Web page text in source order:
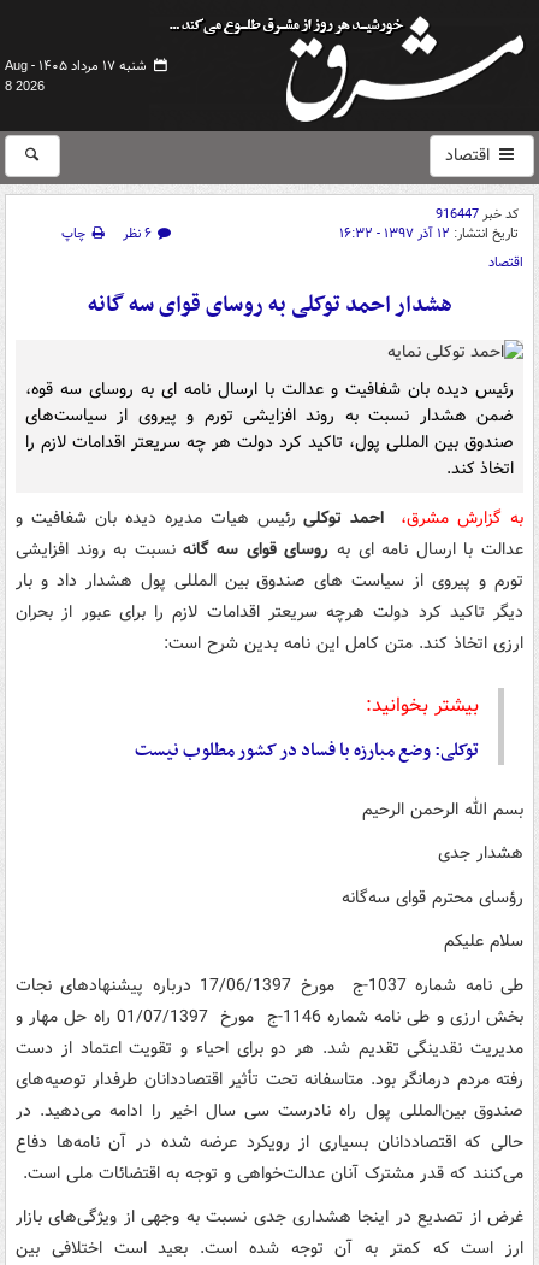
شنبه ۱۷ مرداد ۱۴۰۵ -
Aug
8 2026
اقتصاد
کد خبر916447
تاریخ انتشار: ۱۲ آذر ۱۳۹۷ - ۱۶:۳۲ ۶ نظر
چاپ
اقتصاد
هشدار احمد توکلی به روسای قوای سه گانه
رئیس دیده بان شفافیت و عدالت با ارسال نامه ای به روسای سه قوه،
ضمن هشدار نسبت به روند افزایشی تورم و پیروی از سیاست‌های
صندوق بین المللی پول، تاکید کرد دولت هر چه سریعتر اقدامات لازم را
اتخاذ کند.
به گزارش مشرق،
احمد توکلیرئیس هیات مدیره دیده بان شفافیت و
عدالت با ارسال نامه ای به روسای قوای سه گانهنسبت به روند افزایشی
تورم و پیروی از سیاست های صندوق بین المللی پول هشدار داد و بار
دیگر تاکید کرد دولت هرچه سریعتر اقدامات لازم را برای عبور از بحران
ارزی اتخاذ کند. متن کامل این نامه بدین شرح است:
بیشتر بخوانید:
توکلی: وضع مبارزه با فساد در کشور مطلوب نیست
بسم الله الرحمن الرحیم
هشدار جدی
رؤسای محترم قوای سه‌­گانه
سلام علیکم
طی نامه شماره 1037-ج مورخ 17/06/1397 درباره پیشنهادهای نجات
بخش ارزی و طی نامه شماره 1146-ج مورخ 01/07/1397 راه حل مهار و
مدیریت نقدینگی تقدیم شد. هر دو برای احیاء و تقویت اعتماد از دست
رفته مردم درمانگر بود. متاسفانه تحت تأثیر اقتصاددانان طرفدار توصیه‌های
صندوق بین‌المللی پول راه نادرست سی سال اخیر را ادامه می‌دهید. در
حالی که اقتصاددانان بسیاری از رویکرد عرضه شده در آن نامه‌ها دفاع
می‌کنند که قدر مشترک آنان عدالت‌خواهی و توجه به اقتضائات ملی است.
غرض از تصدیع در اینجا هشداری جدی نسبت به وجهی از ویژگی‌های بازار
ارز است که کمتر به آن توجه شده است. بعید است اختلافی بین